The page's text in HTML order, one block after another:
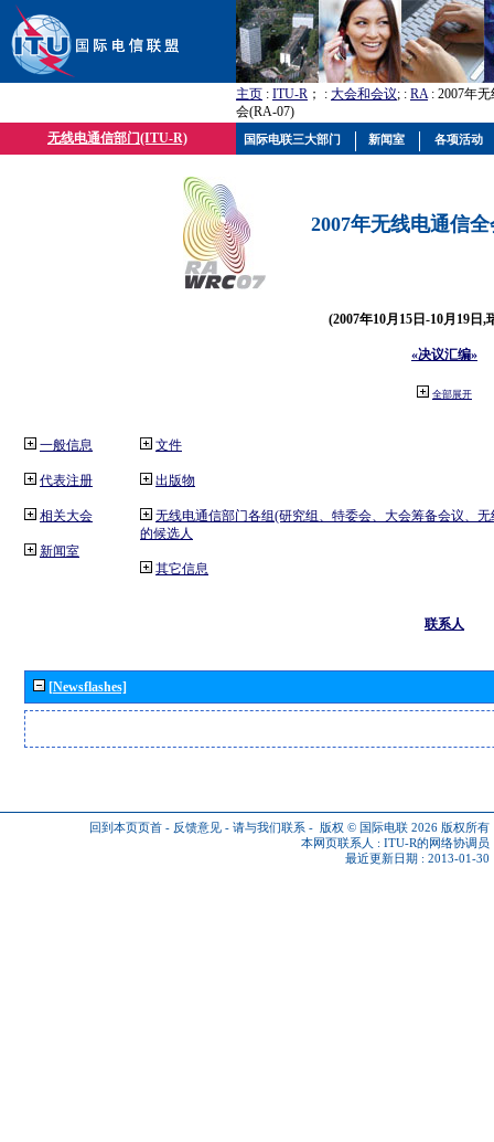
主页 : ITU-R ； : 大会和会议; : RA: 2007年
会(RA-07)
无线电通信部门(ITU-R)
2007年无线电通信
(2007年10月15日-10月19日,
«决议汇编»
全部展开
一般信息
代表注册
相关大会
新闻室
文件
出版物
无线电通信部门各组(研究组、特委会、大会筹备会议、
的候选人
其它信息
联系人
[Newsflashes]
回到本页页首 - 反馈意见 - 请与我们联系 - 版权 © 国际电联 2026 版权所有
本网页联系人 : ITU-R的网络协调员
最近更新日期 : 2013-01-30
国际电联三大部门 新闻室 各项活动